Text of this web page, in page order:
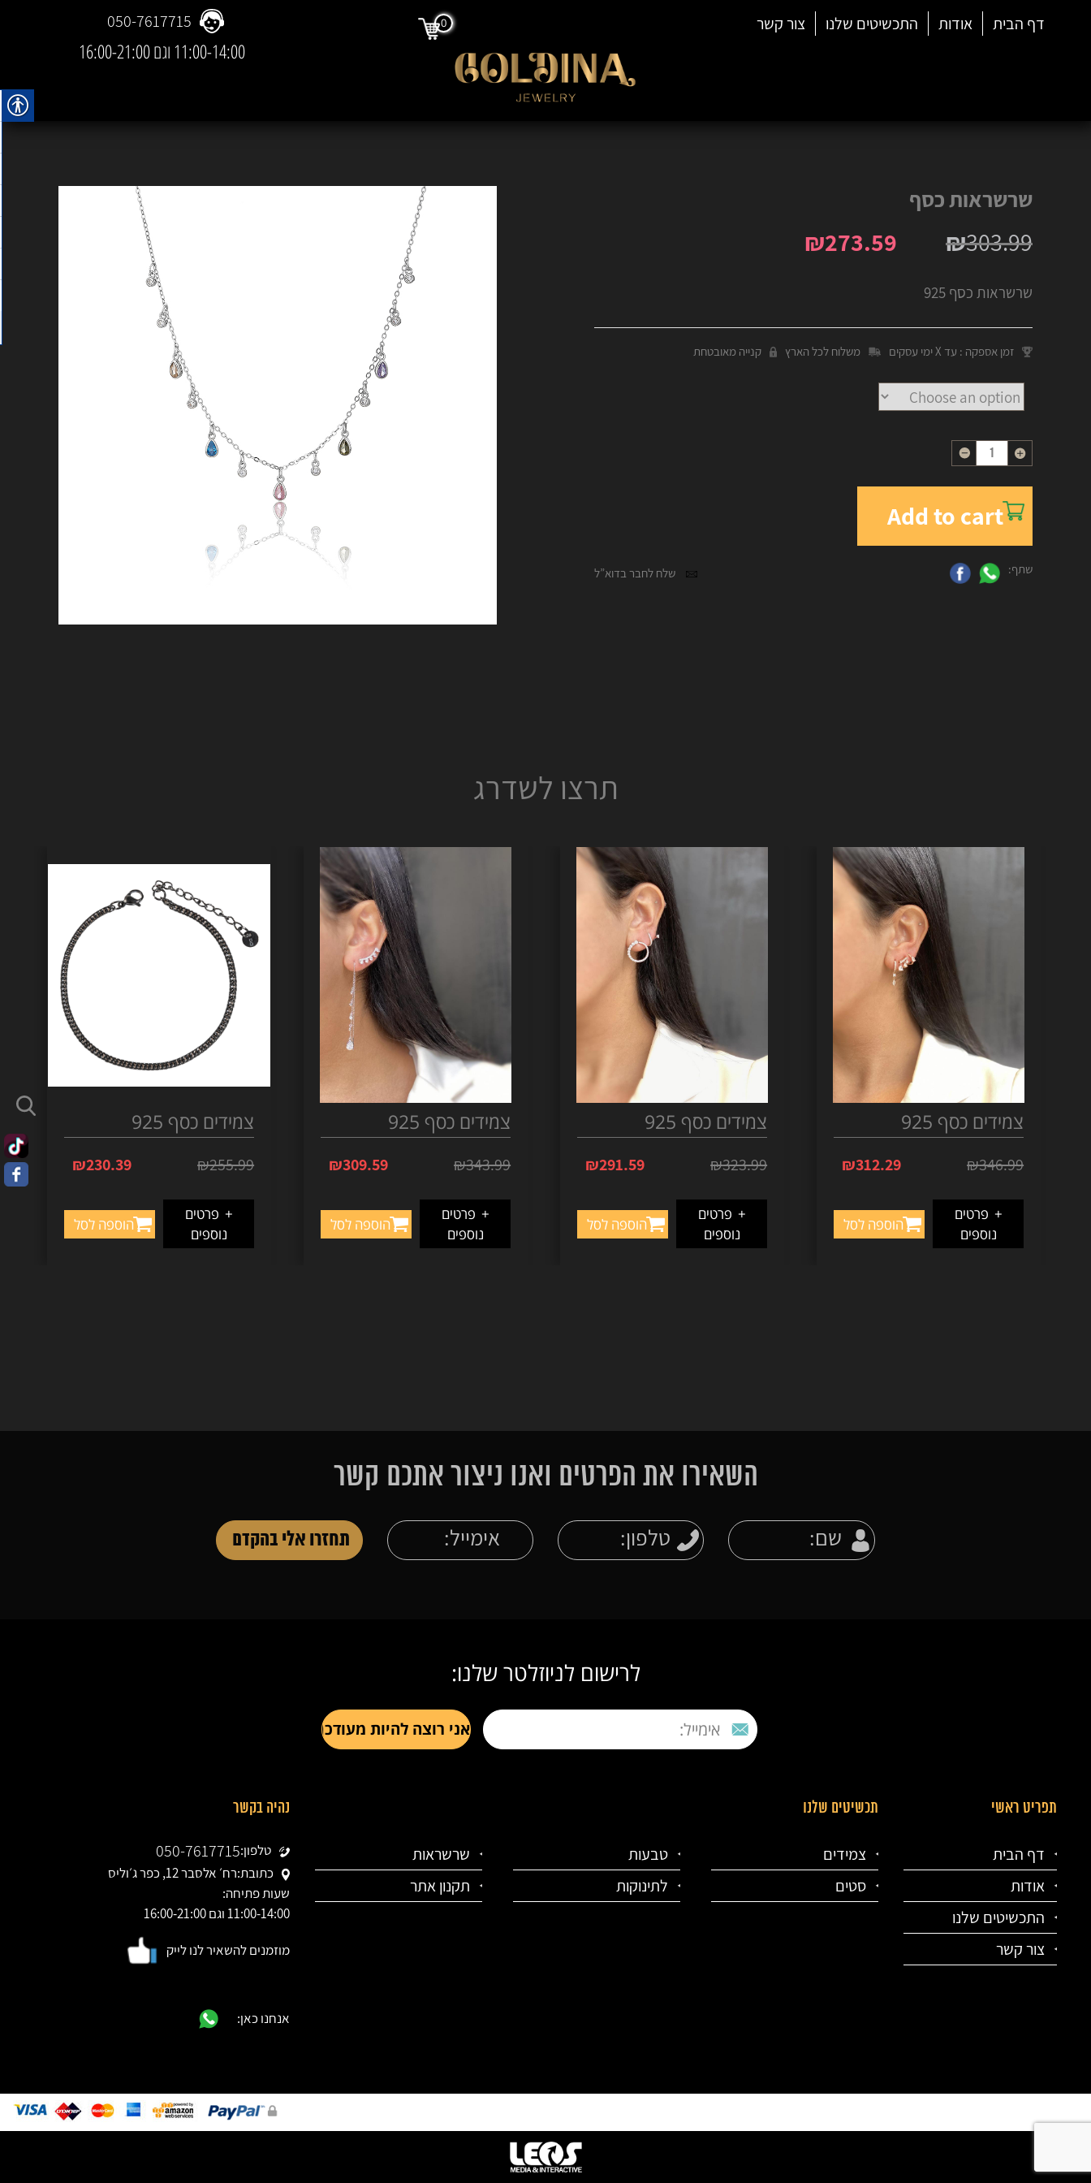
דף הבית אודות התכשיטים שלנו צור קשר 0
050-7617715
11:00-14:00 וגם 16:00-21:00
שרשראות כסף
₪303.99
₪273.59
שרשראות כסף 925
זמן אספקה : עד X ימי עסקים משלוח לכל הארץ קנייה מאובטחת
Quantity
Add to cart
שתף: שלח לחבר בדוא”ל
תרצו לשדרג
צמידים כסף 925
₪346.99
₪312.29
+ פרטים
נוספים
הוספה לסל
צמידים כסף 925
₪323.99
₪291.59
+ פרטים
נוספים
הוספה לסל
צמידים כסף 925
₪343.99
₪309.59
+ פרטים
נוספים
הוספה לסל
צמידים כסף 925
₪255.99
₪230.39
+ פרטים
נוספים
הוספה לסל
השאירו את הפרטים ואנו ניצור אתכם קשר
לרישום לניוזלטר שלנו:
תפריט ראשי
דף הבית
אודות
התכשיטים שלנו
צור קשר
תכשיטים שלנו
צמידים טבעות
שרשראות
סטים
לתינוקות תקנון אתר
נהיה בקשר
טלפון:050-7617715
כתובת:רח׳ אלסבר 12, כפר ג׳וליס
שעות פתיחה:
11:00-14:00 וגם 16:00-21:00
מוזמנים להשאיר לנו לייק
אנחנו כאן: